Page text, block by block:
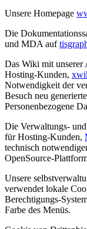
Unsere Homepage
Die
und MDA auf
Das Wiki mit unserer
Hosting-Kunden,
Notwendigkeit der
Besuch neu
Personenbezogene
Die Verwaltungs-
für Hosting-Kunden,
technisch
OpenSource-
Unsere
verwendet lokale
Berechtigungs-
Farbe des Menüs.